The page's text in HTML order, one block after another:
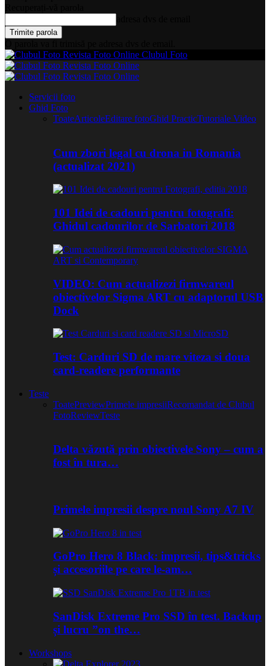
Clubul Foto
Servicii foto
Ghid Foto
ToateArticoleEditare fotoGhid PracticTutoriale Video
Cum zbori legal cu drona in Romania
(actualizat 2021)
101 Idei de cadouri pentru fotografi:
Ghidul cadourilor de Sarbatori 2018
VIDEO: Cum actualizezi firmwareul
obiectivelor Sigma ART cu adaptorul USB
Dock
Test: Carduri SD de mare viteza si doua
card-readere performante
Teste
ToatePreviewPrimele impresiiRecomandat de Clubul
FotoReviewTeste
Delta văzută prin obiectivele Sony – cum a
fost în tura…
Primele impresii despre noul Sony A7 IV
GoPro Hero 8 Black: impresii, tips&tricks
și accesoriile pe care le-am…
SanDisk Extreme Pro SSD în test. Backup
și lucru ”on the…
Workshops